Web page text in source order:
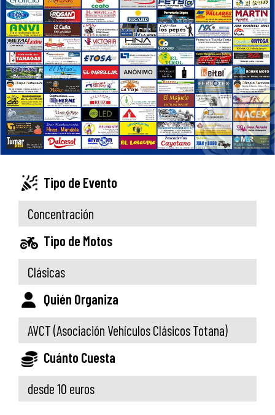
Tipo de Evento
Concentración
Tipo de Motos
Clásicas
Quién Organiza
AVCT (Asociación Vehículos Clásicos Totana)
Cuánto Cuesta
desde 10 euros